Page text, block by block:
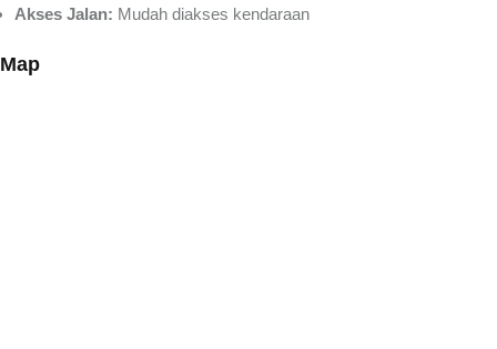
Akses Jalan: Mudah diakses kendaraan
Map